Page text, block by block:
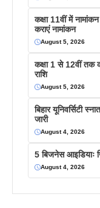
कक्षा 11वीं में
कराएं नामांकन
August 5, 2026
कक्षा 1 से 12वीं तक
राशि
August 5, 2026
बिहार यूनिवर्सिटी
जारी
August 4, 2026
5 बिजनेस आइडियाः
August 4, 2026